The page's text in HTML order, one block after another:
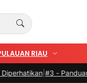
RIAU
|#3 -Panduan Belanja